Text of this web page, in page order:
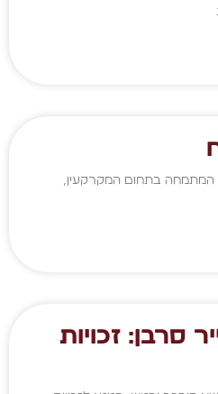
המתמחה בתחום המקרקעין,
סרבן: זכויות